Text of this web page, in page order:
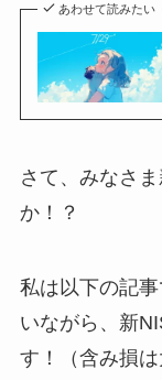
あわせて読みたい
さて、みなさ
か！？
私は以下の記
いながら、新
す！（含み損